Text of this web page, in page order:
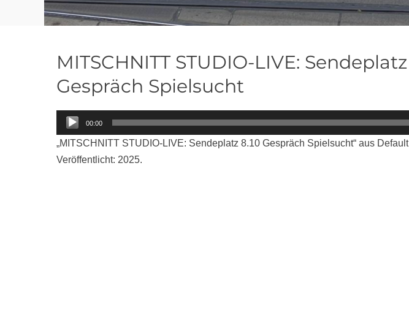
MITSCHNITT STUDIO-LIVE: Sendeplatz
Gespräch Spielsucht
Audio-
Player
00:00
„MITSCHNITT STUDIO-LIVE: Sendeplatz 8.10 Gespräch Spielsucht“ aus Default
Veröffentlicht: 2025.